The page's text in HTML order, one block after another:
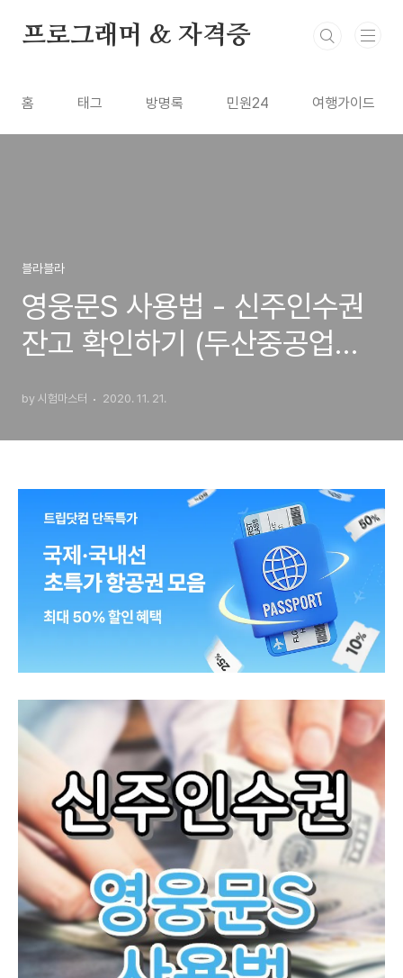
프로그래머 & 자격증
홈 태그 방명록 민원24 여행가이드
블라블라
영웅문S 사용법 - 신주인수권
잔고 확인하기 (두산중공업
by 시험마스터 2020. 11. 21.